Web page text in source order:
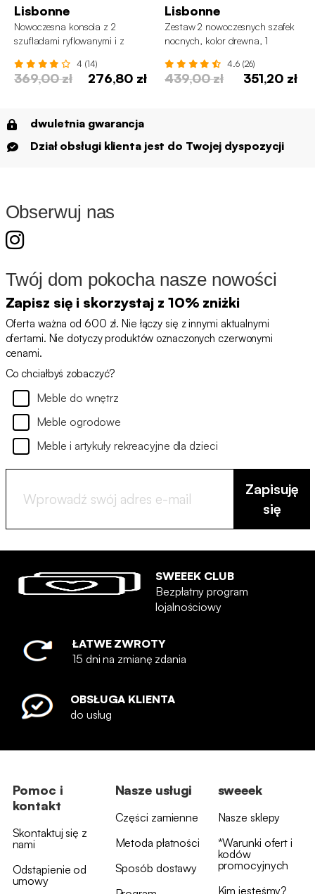
Lisbonne
Nowoczesna konsola z 2
szufladami ryflowanymi i z
4 (14)
369,00 zł 276,80 zł
Lisbonne
Zestaw 2 nowoczesnych szafek
nocnych, kolor drewna, 1
4.6 (26)
439,00 zł 351,20 zł
dwuletnia gwarancja
Dział obsługi klienta jest do Twojej dyspozycji
Obserwuj nas
Twój dom pokocha nasze nowości
Zapisz się i skorzystaj z 10% zniżki
Oferta ważna od 600 zł. Nie łączy się z innymi aktualnymi
ofertami. Nie dotyczy produktów oznaczonych czerwonymi
cenami.
Co chciałbyś zobaczyć?
Meble do wnętrz
Meble ogrodowe
Meble i artykuły rekreacyjne dla dzieci
Zapisuję
się
SWEEEK CLUB
Bezpłatny program
lojalnościowy
ŁATWE ZWROTY
15 dni na zmianę zdania
OBSŁUGA KLIENTA
do usług
Pomoc i
kontakt
Skontaktuj się z
nami
Odstąpienie od
umowy
Nasze usługi
Części zamienne
Metoda płatności
Sposób dostawy
sweeek
Nasze sklepy
*Warunki ofert i
kodów
promocyjnych
Kim jesteśmy?